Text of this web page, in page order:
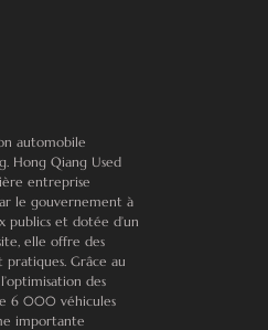
automobile
Hong Qiang Used
entreprise
le gouvernement à
publics et dotée d’un
elle offre des
pratiques. Grâce au
des
6 000 véhicules
importante